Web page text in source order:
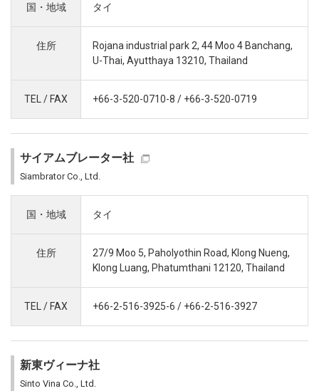
国・地域 タイ
住所
Rojana industrial park 2, 44 Moo 4 Banchang,
U-Thai, Ayutthaya 13210, Thailand
TEL / FAX +66-3-520-0710-8 / +66-3-520-0719
サイアムブレーター社
Siambrator Co., Ltd.
国・地域 タイ
住所
27/9 Moo 5, Paholyothin Road, Klong Nueng,
Klong Luang, Phatumthani 12120, Thailand
TEL / FAX +66-2-516-3925-6 / +66-2-516-3927
新東ヴィーナ社
Sinto Vina Co., Ltd.